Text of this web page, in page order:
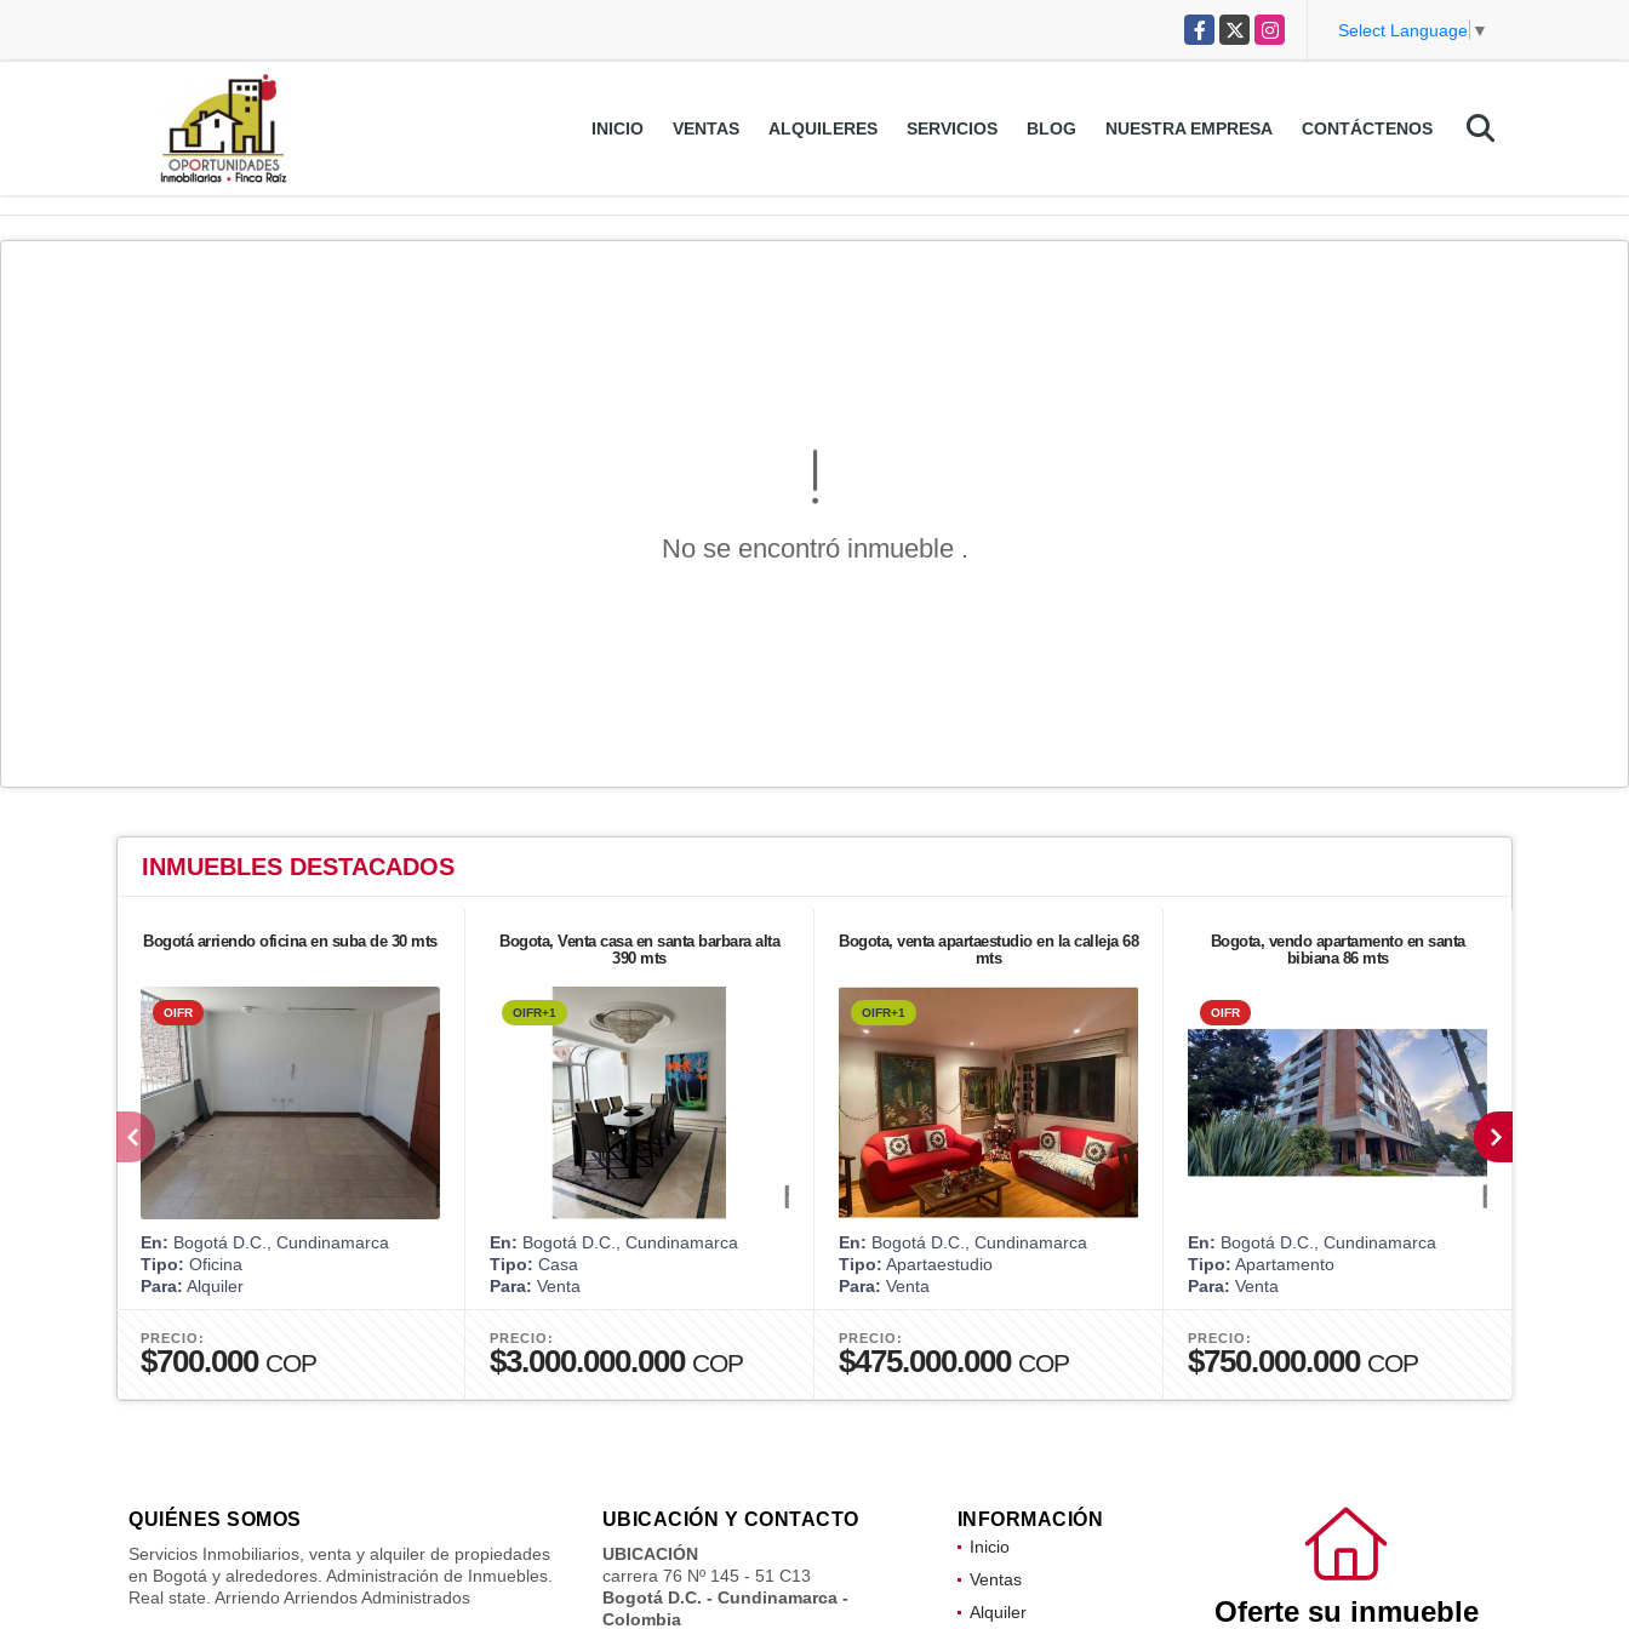
Facebook
X Instagram Select Language ▼
INICIO VENTAS ALQUILERES SERVICIOS BLOG NUESTRA EMPRESA CONTÁCTENOS
No se encontró inmueble .
INMUEBLES DESTACADOS
Bogotá arriendo oficina en suba de 30 mts
OIFR
En: Bogotá D.C., Cundinamarca
Tipo: Oficina
Para: Alquiler
PRECIO:
$700.000 COP
Bogota, Venta casa en santa barbara alta
390 mts
OIFR+1
En: Bogotá D.C., Cundinamarca
Tipo: Casa
Para: Venta
PRECIO:
$3.000.000.000 COP
Bogota, venta apartaestudio en la calleja 68
mts
OIFR+1
En: Bogotá D.C., Cundinamarca
Tipo: Apartaestudio
Para: Venta
PRECIO:
$475.000.000 COP
Bogota, vendo apartamento en santa
bibiana 86 mts
OIFR
En: Bogotá D.C., Cundinamarca
Tipo: Apartamento
Para: Venta
PRECIO:
$750.000.000 COP
QUIÉNES SOMOS
Servicios Inmobiliarios, venta y alquiler de propiedades
en Bogotá y alrededores. Administración de Inmuebles.
Real state. Arriendo Arriendos Administrados
UBICACIÓN Y CONTACTO
UBICACIÓN
carrera 76 Nº 145 - 51 C13
Bogotá D.C. - Cundinamarca -
Colombia
INFORMACIÓN
Inicio
Ventas
Alquiler
Oferte su inmueble